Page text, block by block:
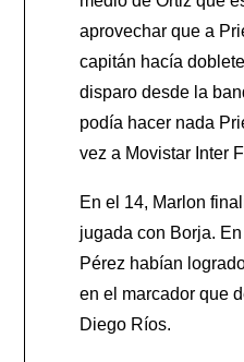
aprovechar que a
capitán hacía
disparo desde la
podía hacer nada
vez a Movistar Inter
En el 14, Marlon
jugada con Borja.
Pérez habían
en el marcador que
Diego Ríos.